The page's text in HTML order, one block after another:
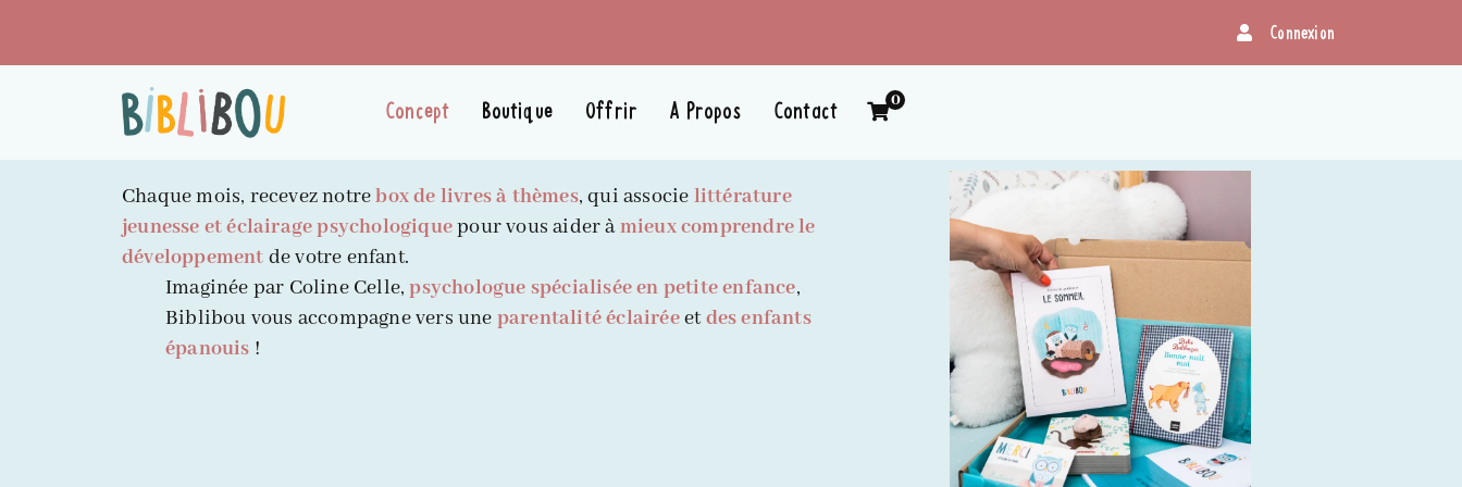
Connexion
Concept Boutique Offrir A Propos Contact
0
Chaque mois, recevez notrebox de livres à thèmes, qui associe littérature
jeunesse et éclairage psychologiquepour vous aider àmieux comprendre le
développement de votre enfant.
Imaginée par Coline Celle, psychologue spécialisée en petite enfance,
Biblibou vous accompagne vers une parentalité éclairéeetdes enfants
épanouis !